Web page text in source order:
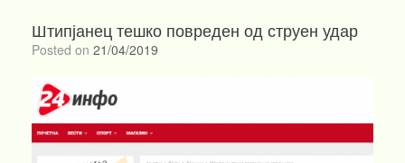
Штипјанец тешко повреден од струен удар
Posted on 21/04/2019